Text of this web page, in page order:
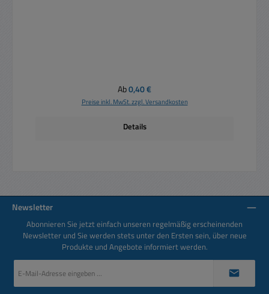
Regulärer Preis:
Ab0,40 €
Preise inkl. MwSt. zzgl. Versandkosten
Details
Newsletter
Abonnieren Sie jetzt einfach unseren regelmäßig erscheinenden
Newsletter und Sie werden stets unter den Ersten sein, über neue
Produkte und Angebote informiert werden.
Mail-